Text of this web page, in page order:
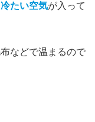
たい空気が入って
などで温まるので